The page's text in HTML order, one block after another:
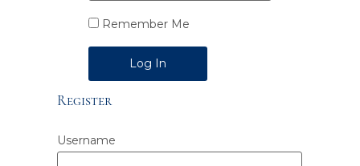
Remember Me
Alternative:
Register
Username